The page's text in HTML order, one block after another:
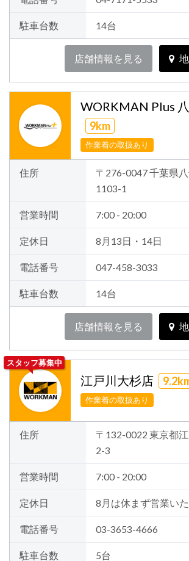
駐車台数 14台
店舗情報を見る
WORKMAN Plus
9km
作業着の取扱あり
住所
〒276-0047 千葉県
1103-1
営業時間 7:00 - 20:00
定休日 8月13日・14日
電話番号 047-458-3033
駐車台数 14台
店舗情報を見る
スタッフ募集中
江戸川大杉店
作業着の取扱あり
住所
〒132-0022 東京都
2-3
営業時間 7:00 - 20:00
定休日 8月は休まず営業い
電話番号 03-3653-4666
駐車台数 5台